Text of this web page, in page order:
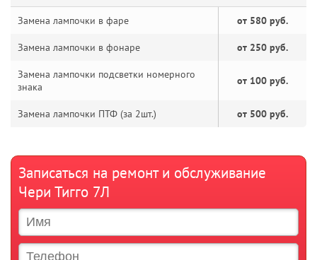
Замена лампочки в фаре от 580 руб.
Замена лампочки в фонаре от 250 руб.
Замена лампочки подсветки номерного
знака
от 100 руб.
Замена лампочки ПТФ (за 2шт.) от 500 руб.
Записаться на ремонт и обслуживание
Чери Тигго 7Л